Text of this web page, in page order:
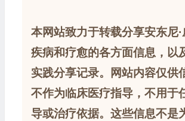
本网站致力于转载分享安东尼
疾病和疗愈的各方面信息，以
实践分享记录。网站内容仅供
不作为临床医疗指导，不用于
导或治疗依据。这些信息不是